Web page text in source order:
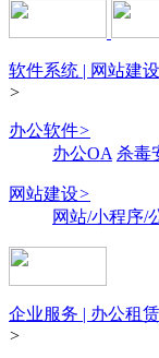
软件系统 | 网站建设
>
办公软件>
办公OA 杀毒
网站建设>
网站/小程序/
企业服务 | 办公租赁
>